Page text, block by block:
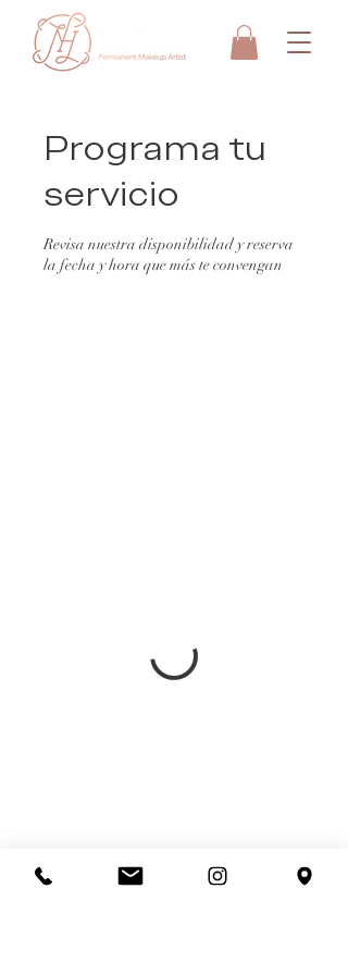
Programa tu
servicio
Revisa nuestra disponibilidad y reserva
la fecha y hora que más te convengan